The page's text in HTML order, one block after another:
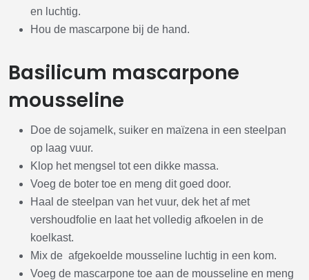
en luchtig.
Hou de mascarpone bij de hand.
Basilicum mascarpone
mousseline
Doe de sojamelk, suiker en maïzena in een steelpan
op laag vuur.
Klop het mengsel tot een dikke massa.
Voeg de boter toe en meng dit goed door.
Haal de steelpan van het vuur, dek het af met
vershoudfolie en laat het volledig afkoelen in de
koelkast.
Mix de afgekoelde mousseline luchtig in een kom.
Voeg de mascarpone toe aan de mousseline en meng